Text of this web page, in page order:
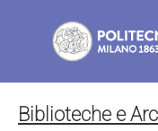
Biblioteche e